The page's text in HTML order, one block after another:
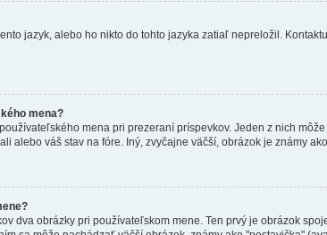
jazyk, alebo ho nikto do tohto jazyka zatiaľ nepreložil.
mena?
mena pri prezeraní príspevkov. Jeden z nich
alebo váš stav na fóre. Iný, zvyčajne väčší, obrázok je známy
dva obrázky pri používateľskom mene. Ten prvý je obrázok